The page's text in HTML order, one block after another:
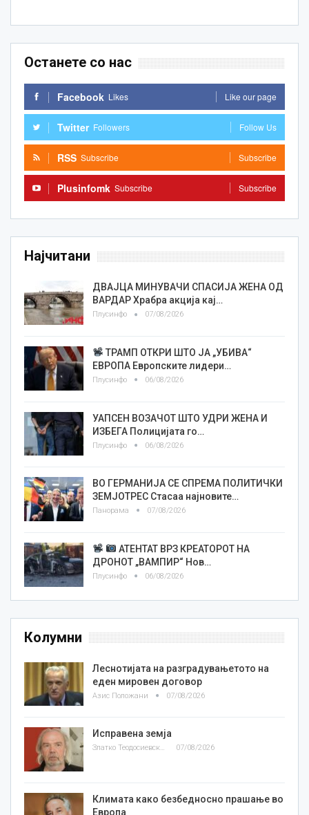
Останете со нас
Facebook Likes Like our page
Twitter Followers Follow Us
RSS Subscribe Subscribe
Plusinfomk Subscribe Subscribe
Најчитани
ДВАЈЦА МИНУВАЧИ СПАСИЈА ЖЕНА ОД
ВАРДАР Храбра акција кај…
Плусинфо 07/08/2026
ТРАМП ОТКРИ ШТО ЈА „УБИВА“
ЕВРОПА Европските лидери…
Плусинфо 06/08/2026
УАПСЕН ВОЗАЧОТ ШТО УДРИ ЖЕНА И
ИЗБЕГА Полицијата го…
Плусинфо 06/08/2026
ВО ГЕРМАНИЈА СЕ СПРЕМА ПОЛИТИЧКИ
ЗЕМЈОТРЕС Стасаа најновите…
Панорама 07/08/2026
АТЕНТАТ ВРЗ КРЕАТОРОТ НА
ДРОНОТ „ВАМПИР“ Нов…
Плусинфо 06/08/2026
Колумни
Леснотијата на разградувањетото на
еден мировен договор
Азис Положани 07/08/2026
Исправена земја
Златко Теодосиевски 07/08/2026
Климата како безбедносно прашање во
Европа